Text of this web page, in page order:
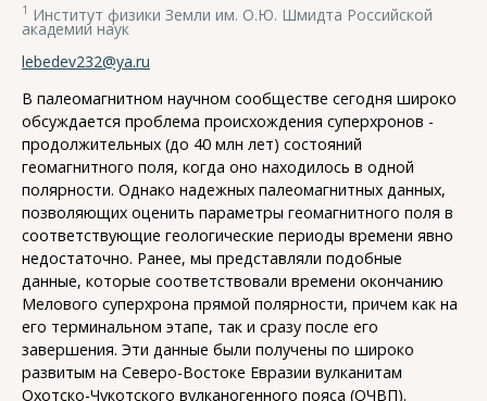
1 Институт физики Земли им. О.Ю. Шмидта Российской
академии наук
lebedev232@ya.ru
В палеомагнитном научном сообществе сегодня широко
обсуждается проблема происхождения суперхронов -
продолжительных (до 40 млн лет) состояний
геомагнитного поля, когда оно находилось в одной
полярности. Однако надежных палеомагнитных данных,
позволяющих оценить параметры геомагнитного поля в
соответствующие геологические периоды времени явно
недостаточно. Ранее, мы представляли подобные
данные, которые соответствовали времени окончанию
Мелового суперхрона прямой полярности, причем как на
его терминальном этапе, так и сразу после его
завершения. Эти данные были получены по широко
развитым на Северо-Востоке Евразии вулканитам
Охотско-Чукотского вулканогенного пояса (ОЧВП).